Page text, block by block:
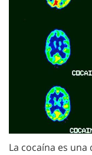
La cocaína es